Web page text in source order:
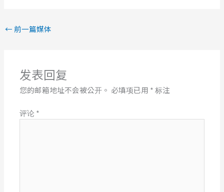
← 前一篇媒体
发表回复
您的邮箱地址不会被公开。 必填项已用 *标注
评论 *